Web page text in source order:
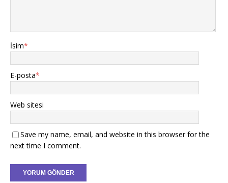
İsim*
E-posta*
Web sitesi
Save my name, email, and website in this browser for the
next time I comment.